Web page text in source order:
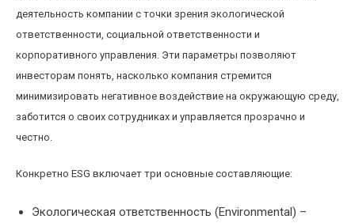
деятельность компании с точки зрения экологической
ответственности, социальной ответственности и
корпоративного управления. Эти параметры позволяют
инвесторам понять, насколько компания стремится
минимизировать негативное воздействие на окружающую среду,
заботится о своих сотрудниках и управляется прозрачно и
честно.
Конкретно ESG включает три основные составляющие:
Экологическая ответственность (Environmental) –